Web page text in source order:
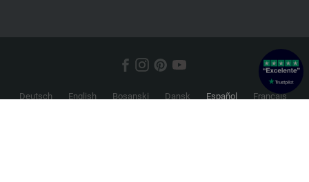
Deutsch English Bosanski Dansk Español
Français